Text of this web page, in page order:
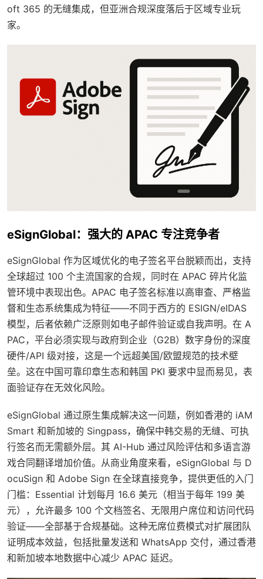
oft 365 的无缝集成，但亚洲合规深度落后于区域专业玩
家。
eSignGlobal：强大的 APAC 专注竞争者
eSignGlobal 作为区域优化的电子签名平台脱颖而出，支持
全球超过 100 个主流国家的合规，同时在 APAC 碎片化监
管环境中表现出色。APAC 电子签名标准以高审查、严格监
督和生态系统集成为特征——不同于西方的 ESIGN/eIDAS
模型，后者依赖广泛原则如电子邮件验证或自我声明。在 A
PAC，平台必须实现与政府到企业（G2B）数字身份的深度
硬件/API 级对接，这是一个远超美国/欧盟规范的技术壁
垒。这在中国可靠印章生态和韩国 PKI 要求中显而易见，表
面验证存在无效化风险。
eSignGlobal 通过原生集成解决这一问题，例如香港的 iAM
Smart 和新加坡的 Singpass，确保中韩交易的无缝、可执
行签名而无需额外层。其 AI-Hub 通过风险评估和多语言游
戏合同翻译增加价值。从商业角度来看，eSignGlobal 与 D
ocuSign 和 Adobe Sign 在全球直接竞争，提供更低的入门
门槛：Essential 计划每月 16.6 美元（相当于每年 199 美
元），允许最多 100 个文档签名、无限用户席位和访问代码
验证——全部基于合规基础。这种无席位费模式对扩展团队
证明成本效益，包括批量发送和 WhatsApp 交付，通过香港
和新加坡本地数据中心减少 APAC 延迟。